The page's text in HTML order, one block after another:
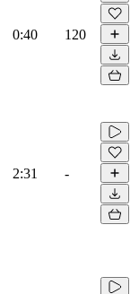
0:40 120
2:31 -